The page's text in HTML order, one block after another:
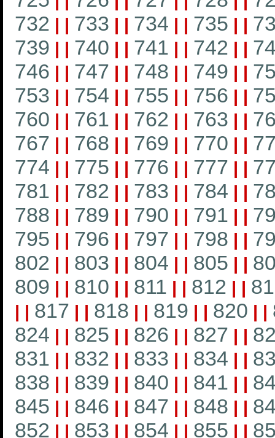
732 | | 733 | | 734 | | 735 | |
739 | | 740 | | 741 | | 742 | |
746 | | 747 | | 748 | | 749 | |
753 | | 754 | | 755 | | 756 | |
760 | | 761 | | 762 | | 763 | |
767 | | 768 | | 769 | | 770 | |
774 | | 775 | | 776 | | 777 | |
781 | | 782 | | 783 | | 784 | |
788 | | 789 | | 790 | | 791 | |
795 | | 796 | | 797 | | 798 | |
802 | | 803 | | 804 | | 805 | |
809 | | 810 | | 811 | | 812 | |
| | 817 | | 818 | | 819 | | 820 | |
824 | | 825 | | 826 | | 827 | |
831 | | 832 | | 833 | | 834 | |
838 | | 839 | | 840 | | 841 | |
845 | | 846 | | 847 | | 848 | |
852 | | 853 | | 854 | | 855 | |